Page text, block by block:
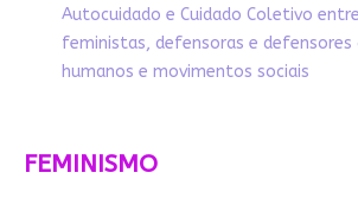
Autocuidado e Cuidado Coletivo
feministas, defensoras e defensores
humanos e movimentos sociais
FEMINISMO